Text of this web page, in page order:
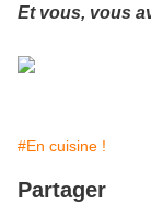
Et vous, vous
#En cuisine !
Partager